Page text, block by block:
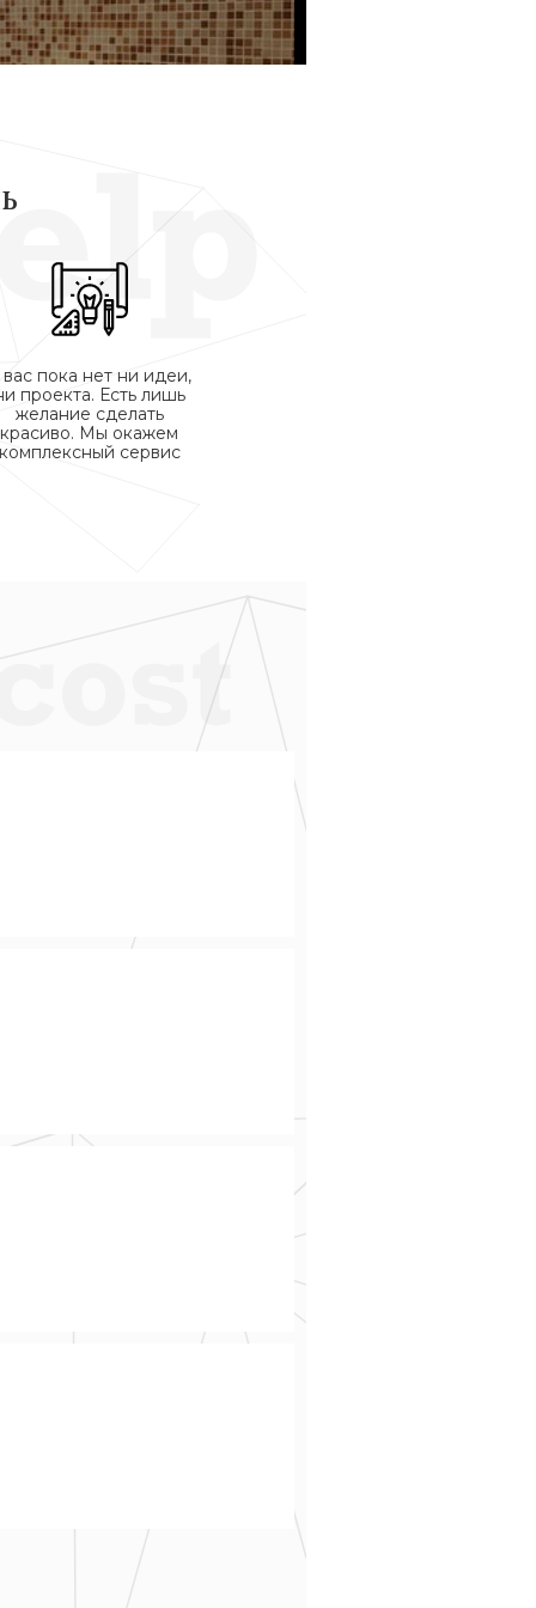
пока нет ни идеи,
проекта. Есть лишь
желание сделать
красиво. Мы окажем
комплексный сервис